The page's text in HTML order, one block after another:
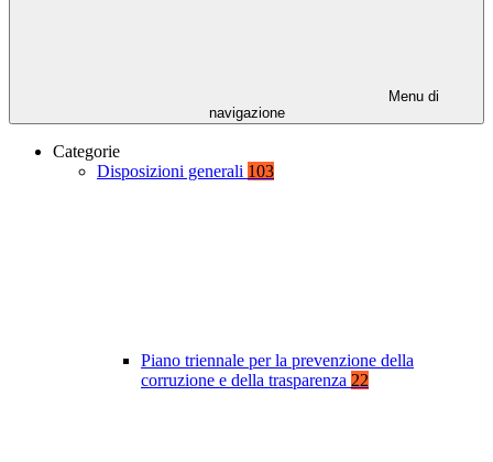
Menu di
navigazione
Categorie
Disposizioni generali 103
Piano triennale per la prevenzione della
corruzione e della trasparenza 22